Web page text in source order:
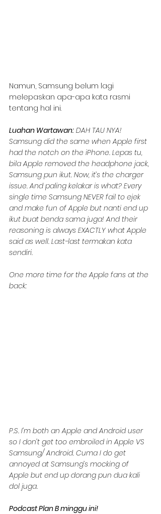
Namun, Samsung belum lagi
melepaskan apa-apa kata rasmi
tentang hal ini.
Luahan Wartawan: DAH TAU NYA!
Samsung did the same when Apple first
had the notch on the iPhone. Lepas tu,
bila Apple removed the headphone jack,
Samsung pun ikut. Now, it’s the charger
issue. And paling kelakar is what? Every
single time Samsung NEVER fail to ejek
and make fun of Apple but nanti end up
ikut buat benda sama juga! And their
reasoning is always EXACTLY what Apple
said as well. Last-last termakan kata
sendiri.
One more time for the Apple fans at the
back:
P.S. I’m both an Apple and Android user
so I don’t get too embroiled in Apple VS
Samsung/ Android. Cuma I do get
annoyed at Samsung’s mocking of
Apple but end up dorang pun dua kali
dol juga.
Podcast Plan B minggu ini!